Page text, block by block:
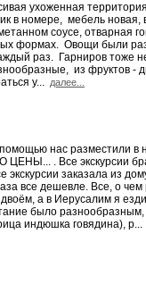
ухоженная
в номере, мебель новая,
соусе, отварная
формах. Овощи были
раз. Гарниров тоже
из фруктов -
у... далее...
нас разместили в
. Все экскурсии
заказала из
все дешевле. Все, о
а в Иерусалим я
было разнообразным,
индюшка говядина), р...